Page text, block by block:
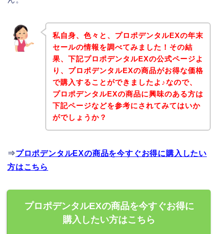
私自身、色々と、プロポデンタルEXの年末
セールの情報を調べてみました！その結
果、下記プロポデンタルEXの公式ページよ
り、プロポデンタルEXの商品がお得な価格
で購入することができましたよ♪なので、
プロポデンタルEXの商品に興味のある方は
下記ページなどを参考にされてみてはいか
がでしょうか？
⇒プロポデンタルEXの商品を今すぐお得に購入したい
方はこちら
プロポデンタルEXの商品を今すぐお得に
購入したい方はこちら